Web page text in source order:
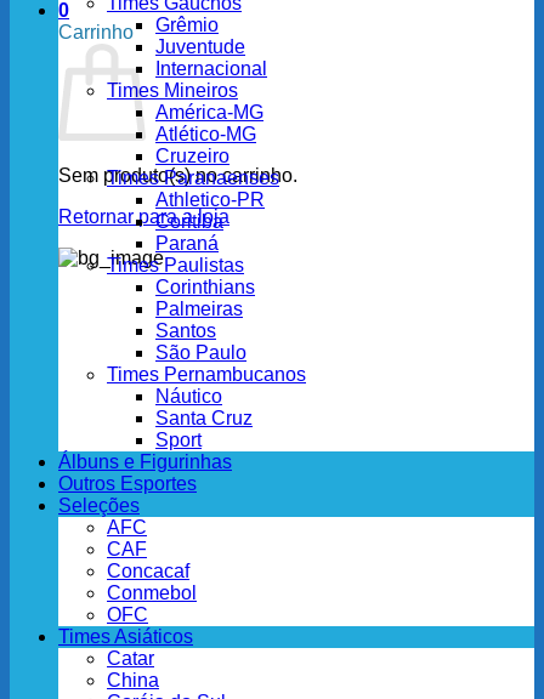
0
Carrinho
Sem produto(s) no carrinho.
Retornar para a loja
Grêmio
Juventude
Internacional
Times Mineiros
América-MG
Atlético-MG
Cruzeiro
Times Paranaenses
Athletico-PR
Coritiba
Paraná
Times Paulistas
Corinthians
Palmeiras
Santos
São Paulo
Times Pernambucanos
Náutico
Santa Cruz
Sport
Álbuns e Figurinhas
Outros Esportes
Seleções
AFC
CAF
Concacaf
Conmebol
OFC
Times Asiáticos
Catar
China